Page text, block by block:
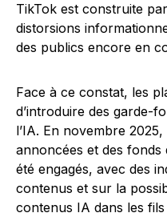
TikTok est construite
distorsions
des publics encore en
Face à ce constat, les
d’introduire des garde-
l’IA. En novembre
annoncées et des fonds
été engagés, avec des
contenus et sur la
contenus IA dans les